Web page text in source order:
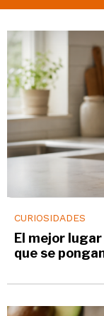
CURIOSIDADES
El mejor
que se